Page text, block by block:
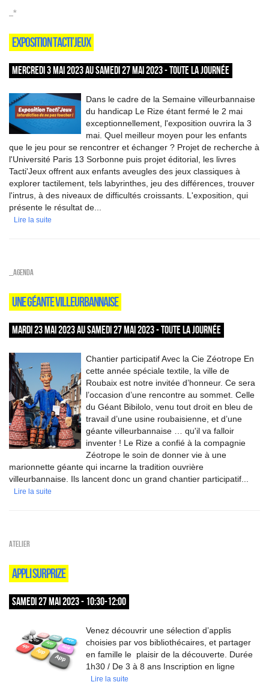
_*
EXPOSITION TACTI’JEUX
MERCREDI 3 MAI 2023 AU SAMEDI 27 MAI 2023 - TOUTE LA JOURNÉE
Dans le cadre de la Semaine villeurbannaise
du handicap Le Rize étant fermé le 2 mai
exceptionnellement, l'exposition ouvrira la 3
mai. Quel meilleur moyen pour les enfants
que le jeu pour se rencontrer et échanger ? Projet de recherche à
l'Université Paris 13 Sorbonne puis projet éditorial, les livres
Tacti'Jeux offrent aux enfants aveugles des jeux classiques à
explorer tactilement, tels labyrinthes, jeu des différences, trouver
l'intrus, à des niveaux de difficultés croissants. L'exposition, qui
présente le résultat de...
Lire la suite
_Agenda
UNE GÉANTE VILLEURBANNAISE
MARDI 23 MAI 2023 AU SAMEDI 27 MAI 2023 - TOUTE LA JOURNÉE
Chantier participatif Avec la Cie Zéotrope En
cette année spéciale textile, la ville de
Roubaix est notre invitée d’honneur. Ce sera
l’occasion d’une rencontre au sommet. Celle
du Géant Bibilolo, venu tout droit en bleu de
travail d’une usine roubaisienne, et d’une
géante villeurbannaise … qu'il va falloir
inventer ! Le Rize a confié à la compagnie
Zéotrope le soin de donner vie à une
marionnette géante qui incarne la tradition ouvrière
villeurbannaise. Ils lancent donc un grand chantier participatif...
Lire la suite
Atelier
APPLI SURPRIZE
SAMEDI 27 MAI 2023 - 10:30-12:00
Venez découvrir une sélection d’applis
choisies par vos bibliothécaires, et partager
en famille le plaisir de la découverte. Durée
1h30 / De 3 à 8 ans Inscription en ligne
Lire la suite